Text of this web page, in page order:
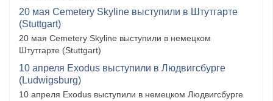
20 мая Cemetery Skyline выступили в Штутгарте
(Stuttgart)
20 мая Cemetery Skyline выступили в немецком
Штутгарте (Stuttgart)
10 апреля Exodus выступили в Людвигсбурге
(Ludwigsburg)
10 апреля Exodus выступили в немецком Людвигсбурге